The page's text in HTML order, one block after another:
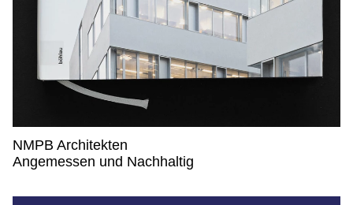
NMPB Architekten
NMPB Architekten,
Angemessen und Nachhaltig